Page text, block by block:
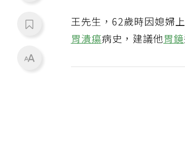
王先生，62歲時因媳婦
胃潰瘍病史，建議他胃鏡